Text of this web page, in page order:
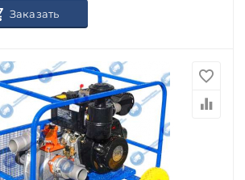
Заказать